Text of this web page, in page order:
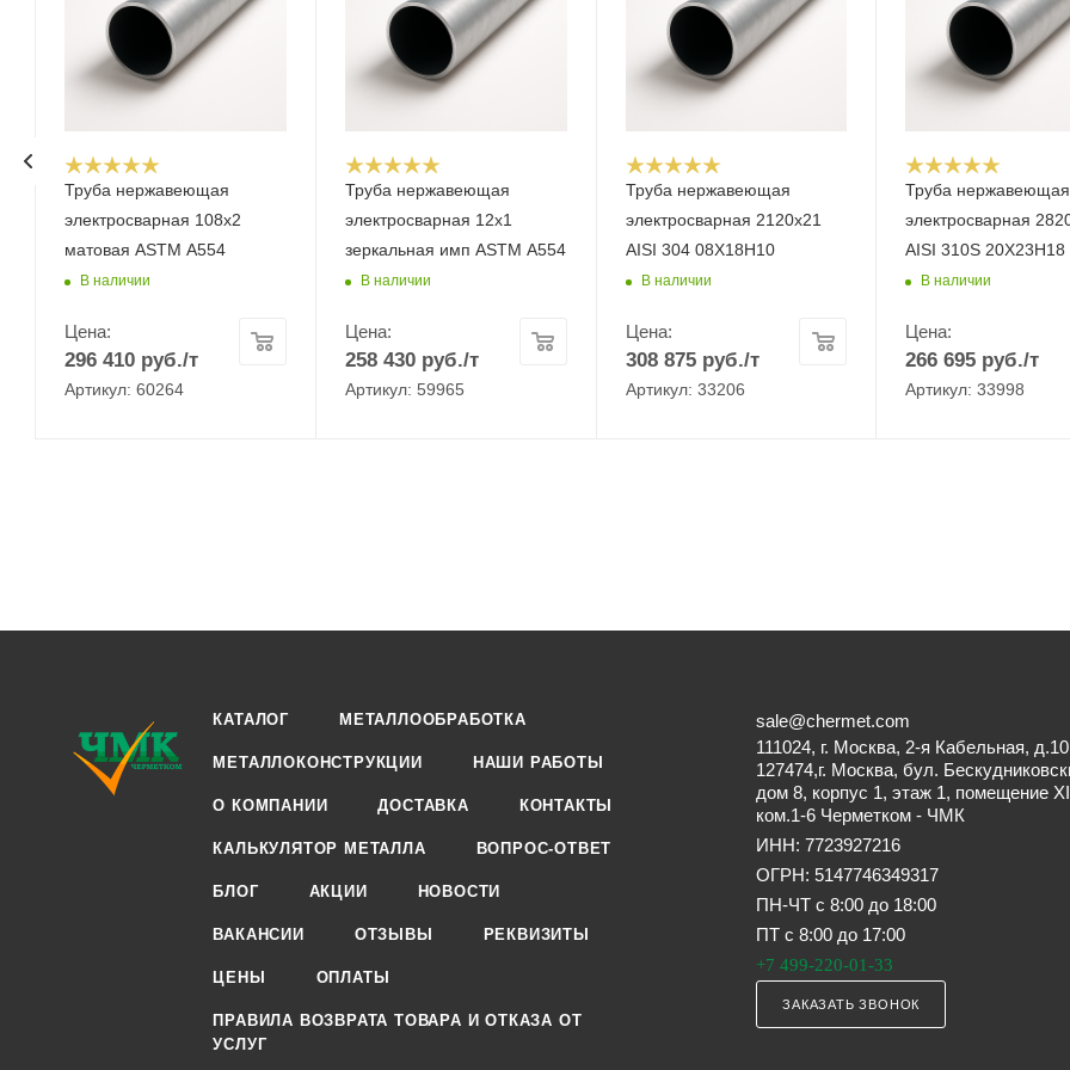
Труба нержавеющая
электросварная 108x2
матовая ASTM A554
В наличии
Цена:
296 410 руб./т
Артикул: 60264
Труба нержавеющая
электросварная 12x1
зеркальная имп ASTM A554
В наличии
Цена:
258 430руб./т
Артикул: 59965
Труба нержавеющая
электросварная 2120х21
AISI 304 08Х18Н10
В наличии
Цена:
308 875руб./т
Артикул: 33206
Труба нержавеющая
электросварная
AISI 310S 20Х23Н18
В наличии
Цена:
266 695 руб./т
Артикул: 33998
КАТАЛОГ МЕТАЛЛООБРАБОТКА
МЕТАЛЛОКОНСТРУКЦИИ НАШИ РАБОТЫ
О КОМПАНИИ ДОСТАВКА КОНТАКТЫ
КАЛЬКУЛЯТОР МЕТАЛЛА ВОПРОС-ОТВЕТ
БЛОГ АКЦИИ НОВОСТИ
ВАКАНСИИ ОТЗЫВЫ РЕКВИЗИТЫ
ЦЕНЫ ОПЛАТЫ
ПРАВИЛА ВОЗВРАТА ТОВАРА И ОТКАЗА ОТ
УСЛУГ
sale@chermet.com
111024, г. Москва, 2-я Кабельная, д.10
127474,г. Москва, бул.
дом 8, корпус 1, этаж 1, помещение
ком.1-6 Черметком - ЧМК
ИНН: 7723927216
ОГРН: 5147746349317
ПН-ЧТ с 8:00 до 18:00
ПТ с 8:00 до 17:00
+7 499-220-01-33
ЗАКАЗАТЬ ЗВОНОК